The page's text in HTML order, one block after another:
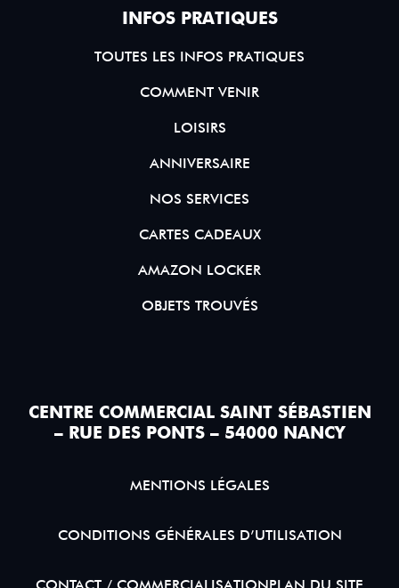
INFOS PRATIQUES
TOUTES LES INFOS PRATIQUES
COMMENT VENIR
LOISIRS
ANNIVERSAIRE
NOS SERVICES
CARTES CADEAUX
AMAZON LOCKER
OBJETS TROUVÉS
CENTRE COMMERCIAL SAINT SÉBASTIEN
– RUE DES PONTS – 54000 NANCY
MENTIONS LÉGALES
CONDITIONS GÉNÉRALES D’UTILISATION